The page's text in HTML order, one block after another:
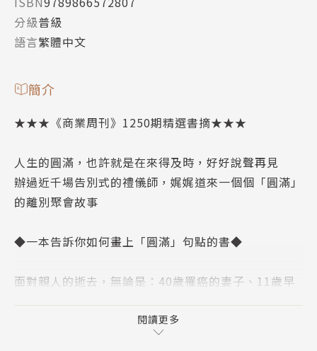
分級普級
語言繁體中文
簡介
★★★《商業周刊》1250期精選書摘★★★
人生的圓滿，也許就是在來得及時，好好說聲再見
辦過近千場告別式的禮儀師，娓娓道來一個個「圓滿」
的離別聚會故事
◆一本告訴你如何畫上「圓滿」句點的書◆
面對親人的逝去，無論是：40歲罹癌的妻子、11歲早
最盼望的是幫他們辦一場圓滿的告別式。
閱讀更多